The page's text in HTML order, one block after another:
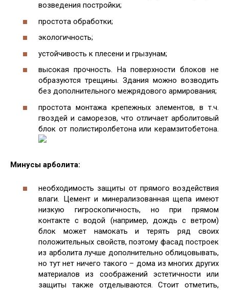
возведения постройки;
простота обработки;
экологичность;
устойчивость к плесени и грызунам;
высокая прочность. На поверхности блоков не
образуются трещины. Здания можно возводить
без дополнительного межрядового армирования;
простота монтажа крепежных элементов, в т.ч.
гвоздей и саморезов, что отличает арболитовый
блок от полистиролбетона или керамзитобетона.
Минусы арболита:
необходимость защиты от прямого воздействия
влаги. Цемент и минерализованная щепа имеют
низкую гигроскопичность, но при прямом
контакте с водой (например, дождь с ветром)
блок может намокать и терять ряд своих
положительных свойств, поэтому фасад построек
из арболита лучше дополнительно облицовывать,
но тут нет ничего такого – дома из многих других
материалов из соображений эстетичности или
защиты также отделываются. Стоит отметить,